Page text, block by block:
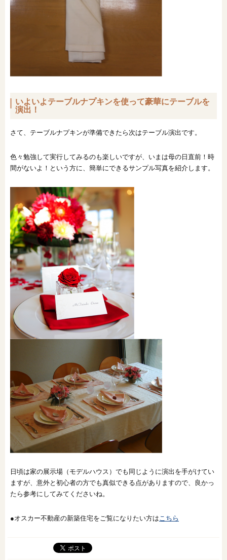
いよいよテーブルナプキンを使って豪華にテーブルを
演出！
さて、テーブルナプキンが準備できたら次はテーブル演出です。
色々勉強して実行してみるのも楽しいですが、いまは母の日直前！時
間がないよ！という方に、簡単にできるサンプル写真を紹介します。
日頃は家の展示場（モデルハウス）でも同じように演出を手がけてい
ますが、意外と初心者の方でも真似できる点がありますので、良かっ
たら参考にしてみてくださいね。
●オスカー不動産の新築住宅をご覧になりたい方は こちら